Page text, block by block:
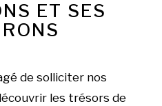
ET SES
de solliciter nos
les trésors de